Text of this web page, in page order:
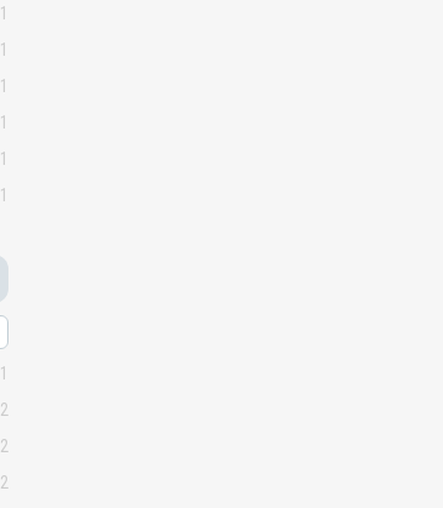
1
1
1
1
1
1
1
2
2
2